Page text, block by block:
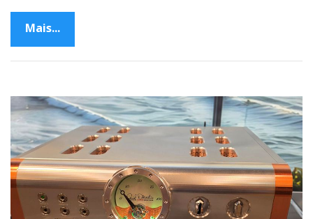
Mais...